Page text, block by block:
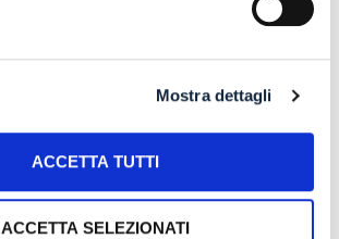
Mostra dettagli
ACCETTA TUTTI
ACCETTA SELEZIONATI